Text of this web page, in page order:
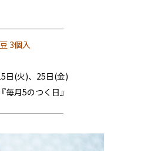
3個入
日(火)、25日(金)
毎月5のつく日』